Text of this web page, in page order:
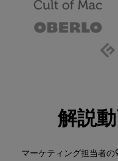
解説
マーケティング担当者